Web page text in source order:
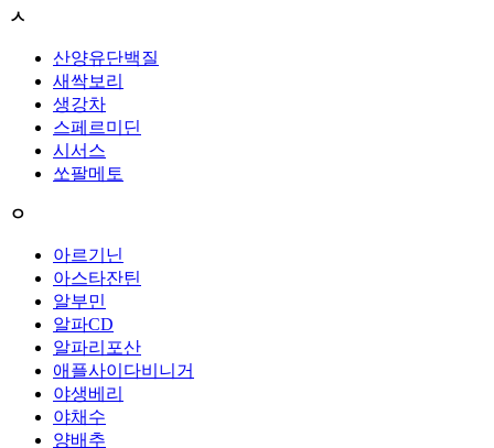
ㅅ
산양유단백질
새싹보리
생강차
스페르미딘
시서스
쏘팔메토
ㅇ
아르기닌
아스타잔틴
알부민
알파CD
알파리포산
애플사이다비니거
야생베리
야채수
양배추